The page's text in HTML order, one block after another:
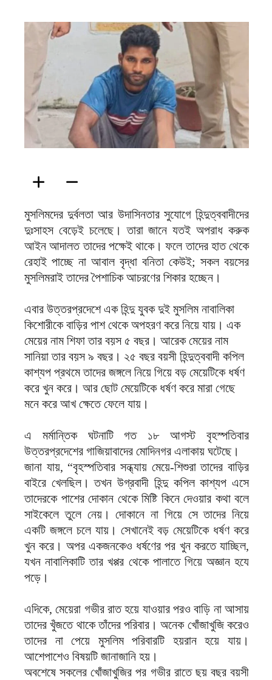
মুসলিমদের দুর্বলতা আর উদাসিনতার সুযোগে হিন্দুত্ববাদীদের
দুঃসাহস বেড়েই চলেছে। তারা জানে যতই অপরাধ করুক
আইন আদালত তাদের পক্ষেই থাকে। ফলে তাদের হাত থেকে
রেহাই পাচ্ছে না আবাল বৃদ্ধা বনিতা কেউই; সকল বয়সের
মুসলিমরাই তাদের পৈশাচিক আচরণের শিকার হচ্ছেন।
এবার উত্তরপ্রদেশে এক হিন্দু যুবক দুই মুসলিম নাবালিকা
কিশোরীকে বাড়ির পাশ থেকে অপহরণ করে নিয়ে যায়। এক
মেয়ের নাম শিফা তার বয়স ৫ বছর। আরেক মেয়ের নাম
সানিয়া তার বয়স ৯ বছর। ২৫ বছর বয়সী হিন্দুত্ববাদী কপিল
কাশ্যপ প্রথমে তাদের জঙ্গলে নিয়ে গিয়ে বড় মেয়েটিকে ধর্ষণ
করে খুন করে। আর ছোট মেয়েটিকে ধর্ষণ করে মারা গেছে
মনে করে আখ ক্ষেতে ফেলে যায়।
এ মর্মান্তিক ঘটনাটি গত ১৮ আগস্ট বৃহস্পতিবার
উত্তরপ্রদেশের গাজিয়াবাদের মোদিনগর এলাকায় ঘটেছে।
জানা যায়, “বৃহস্পতিবার সন্ধ্যায় মেয়ে-শিশুরা তাদের বাড়ির
বাইরে খেলছিল। তখন উগ্রবাদী হিন্দু কপিল কাশ্যপ এসে
তাদেরকে পাশের দোকান থেকে মিষ্টি কিনে দেওয়ার কথা বলে
সাইকেলে তুলে নেয়। দোকানে না গিয়ে সে তাদের নিয়ে
একটি জঙ্গলে চলে যায়। সেখানেই বড় মেয়েটিকে ধর্ষণ করে
খুন করে। অপর একজনকেও ধর্ষণের পর খুন করতে যাচ্ছিল,
যখন নাবালিকাটি তার খপ্পর থেকে পালাতে গিয়ে অজ্ঞান হযে
পড়ে।
এদিকে, মেয়েরা গভীর রাত হয়ে যাওয়ার পরও বাড়ি না আসায়
তাদের খুঁজতে থাকে তাঁদের পরিবার। অনেক খোঁজাখুজি করেও
তাদের না পেয়ে মুসলিম পরিবারটি হয়রান হয়ে যায়।
আশেপাশেও বিষয়টি জানাজানি হয়।
অবশেষে সকলের খোঁজাখুজির পর গভীর রাতে ছয় বছর বয়সী